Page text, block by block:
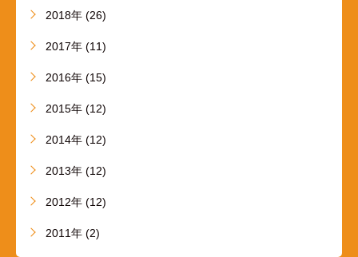
2018年 (26)
2017年 (11)
2016年 (15)
2015年 (12)
2014年 (12)
2013年 (12)
2012年 (12)
2011年 (2)